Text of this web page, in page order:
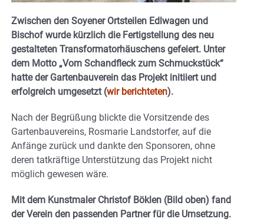
Zwischen den Soyener Ortsteilen Edlwagen und
Bischof wurde kürzlich die Fertigstellung des neu
gestalteten Transformatorhäuschens gefeiert. Unter
dem Motto „Vom Schandfleck zum Schmuckstück“
hatte der Gartenbauverein das Projekt initiiert und
erfolgreich umgesetzt (wir berichteten).
Nach der Begrüßung blickte die Vorsitzende des
Gartenbauvereins, Rosmarie Landstorfer, auf die
Anfänge zurück und dankte den Sponsoren, ohne
deren tatkräftige Unterstützung das Projekt nicht
möglich gewesen wäre.
Mit dem Kunstmaler Christof Böklen (Bild oben) fand
der Verein den passenden Partner für die Umsetzung.